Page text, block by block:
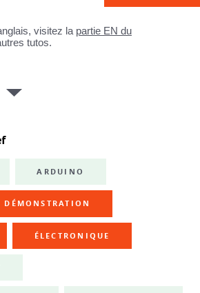
visitez la partie EN du
tutos.
ARDUINO
DÉMONSTRATION
ÉLECTRONIQUE